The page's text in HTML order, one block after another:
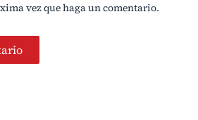
vez que haga un comentario.